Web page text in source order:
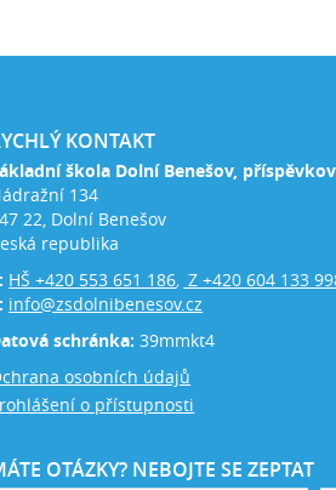
KONTAKT
škola Dolní Benešov,
134
22, Dolní Benešov
republika
HŠ +420 553 651 186, Z +420 604 133
info@zsdolnibenesov.cz
schránka:39mmkt4
osobních údajů
o přístupnosti
OTÁZKY? NEBOJTE SE ZEPTAT